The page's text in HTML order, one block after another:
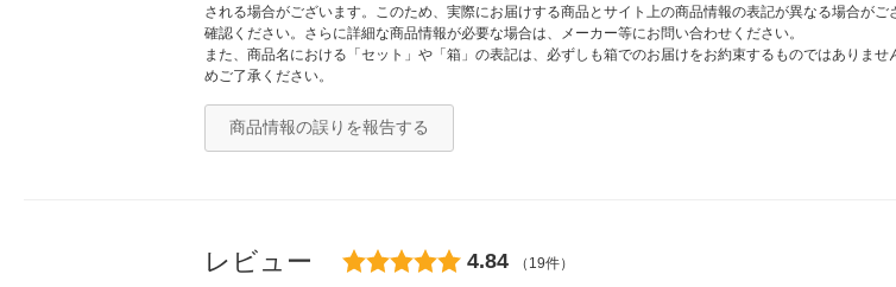
される場合がございます。このため、実際にお届けする商品とサイト上の商品情報の表記が異なる場合が
確認ください。さらに詳細な商品情報が必要な場合は、メーカー等にお問い合わせください。
また、商品名における「セット」や「箱」の表記は、必ずしも箱でのお届けをお約束するものではありま
めご了承ください。
商品情報の誤りを報告する
レビュー 4.84 （19件）